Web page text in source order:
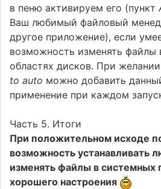
в пеню активируем его (пункт
Ваш любимый файловый
другое приложение), если
возможность изменять файлы
областях дисков. При
to auto можно добавить
применение при каждом
Часть 5. Итоги
При положительном исходе
возможность устанавливать
изменять файлы в системных
хорошего настроения